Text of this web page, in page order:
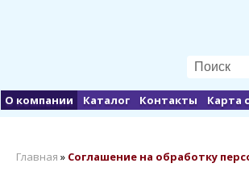
О компании Каталог Контакты Карта
Главная » Соглашение на обработку